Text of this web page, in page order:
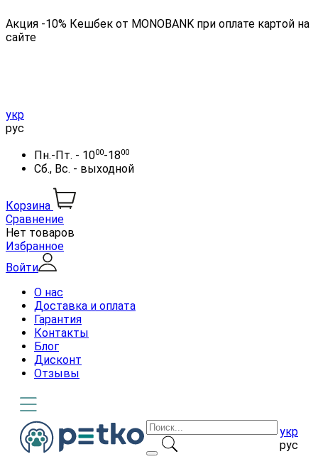
Акция -10% Кешбек от MONOBANK при оплате картой на
сайте
укр
рус
Пн.-Пт. - 1000-1800
Сб., Вс. - выходной
Корзина
Сравнение
Нет товаров
Избранное
Войти
О нас
Доставка и оплата
Гарантия
Контакты
Блог
Дисконт
Отзывы
укр
рус